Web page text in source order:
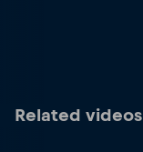
Related videos